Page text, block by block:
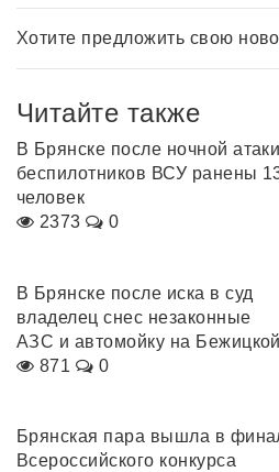
Хотите предложить свою
Читайте также
В Брянске после ночной атаки
беспилотников ВСУ ранены
человек
2373
0
В Брянске после иска в суд
владелец снес незаконные
АЗС и автомойку на Бежицкой
871
0
Брянская пара вышла в
Всероссийского конкурса